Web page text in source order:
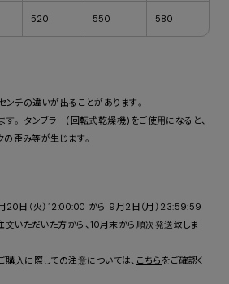
520 550 580
チの違いが出ることがあります。
す。 タンブラー(回転式乾燥機)をご使用になると、
の歪み等が生じます。
20日（火）12:00:00 から 9月2日（月）23:59:59
文いただいた方から、10月末から順次発送致しま
入に際しての注意については、 こちら をご確認く